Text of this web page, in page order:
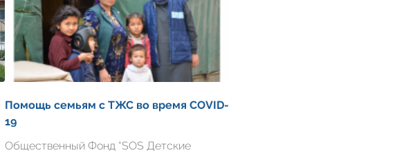
Помощь семьям с ТЖС во время COVID-
19
Общественный Фонд “SOS Детские